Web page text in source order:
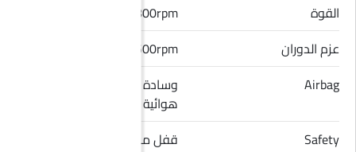
القوة
409hp@5800rpm
عزم الدوران
550Nm@1300-4500rpm
Airbag
وسادة هوائية للسائق, وسادة
هوائية للراكب الأمامي
Safety
قفل مركزي, حساسات الركن